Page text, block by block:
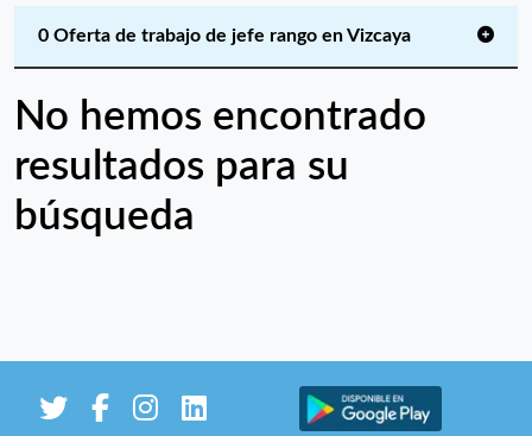
0 Oferta de trabajo de jefe rango en Vizcaya
No hemos encontrado
resultados para su
búsqueda